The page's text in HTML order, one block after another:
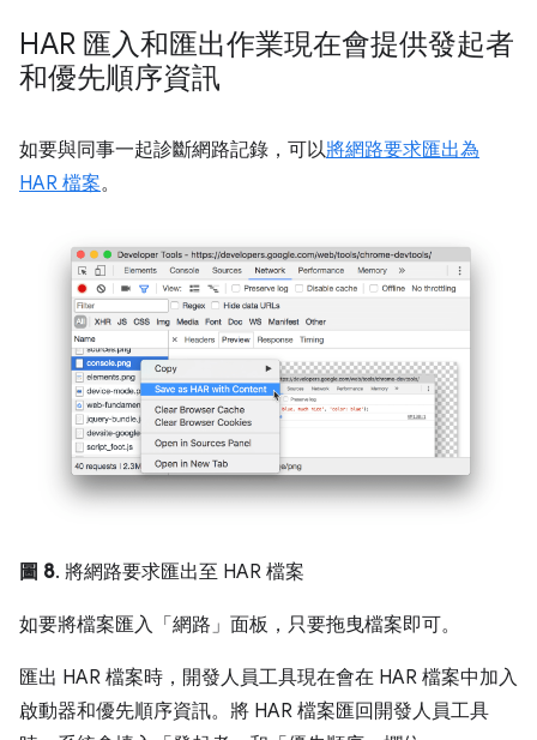
HAR 匯入和匯出作業現在會提供發起者
和優先順序資訊
如要與同事一起診斷網路記錄，可以將網路要求匯出為
HAR 檔案。
圖 8. 將網路要求匯出至 HAR 檔案
如要將檔案匯入「網路」面板，只要拖曳檔案即可。
匯出 HAR 檔案時，開發人員工具現在會在 HAR 檔案中加入
啟動器和優先順序資訊。將 HAR 檔案匯回開發人員工具